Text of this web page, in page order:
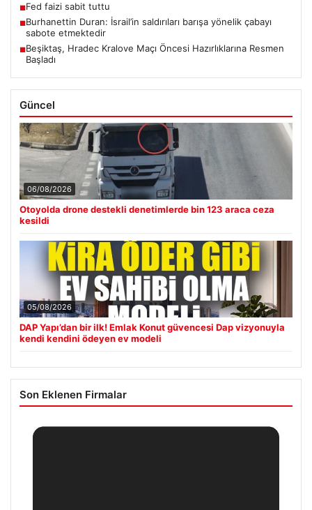
■Fed faizi sabit tuttu
■Burhanettin Duran: İsrail’in saldırıları barışa yönelik çabayı
sabote etmektedir
■Beşiktaş, Hradec Kralove Maçı Öncesi Hazırlıklarına Resmen
Başladı
Güncel
06/08/2026
Otoyolda drone destekli denetimlerde bin 123 araca ceza
kesildi
05/08/2026
DAP Yapı’dan bir ilk! Emlak Konut güvencesi Dap vizyonuyla
kendi kendini ödeyen ev modeli
Son Eklenen Firmalar